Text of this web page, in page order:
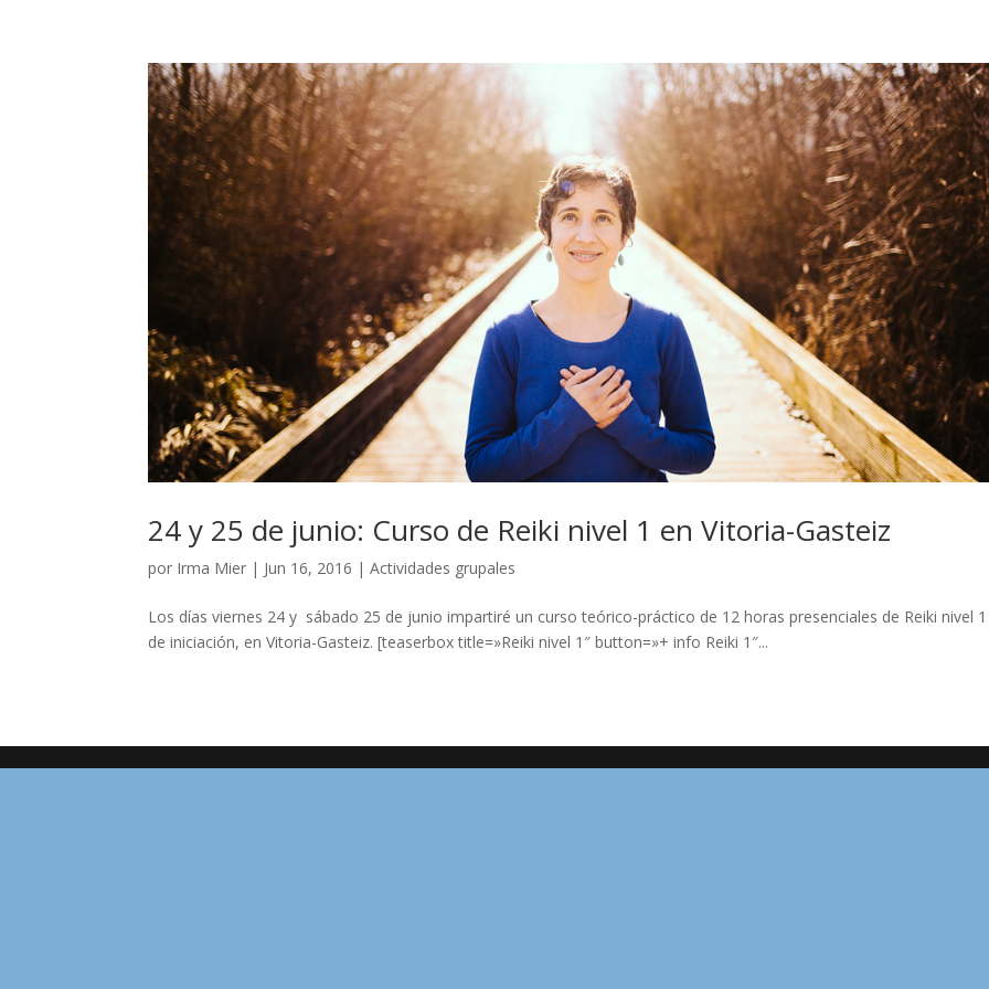
24 y 25 de junio: Curso de Reiki nivel 1 en Vitoria-Gasteiz
por Irma Mier | Jun 16, 2016 |Actividades grupales
Los días viernes 24 y sábado 25 de junio impartiré un curso teórico-práctico de 12 horas presenciales de Reiki nivel
de iniciación, en Vitoria-Gasteiz. [teaserbox title=»Reiki nivel 1″ button=»+ info Reiki 1″...